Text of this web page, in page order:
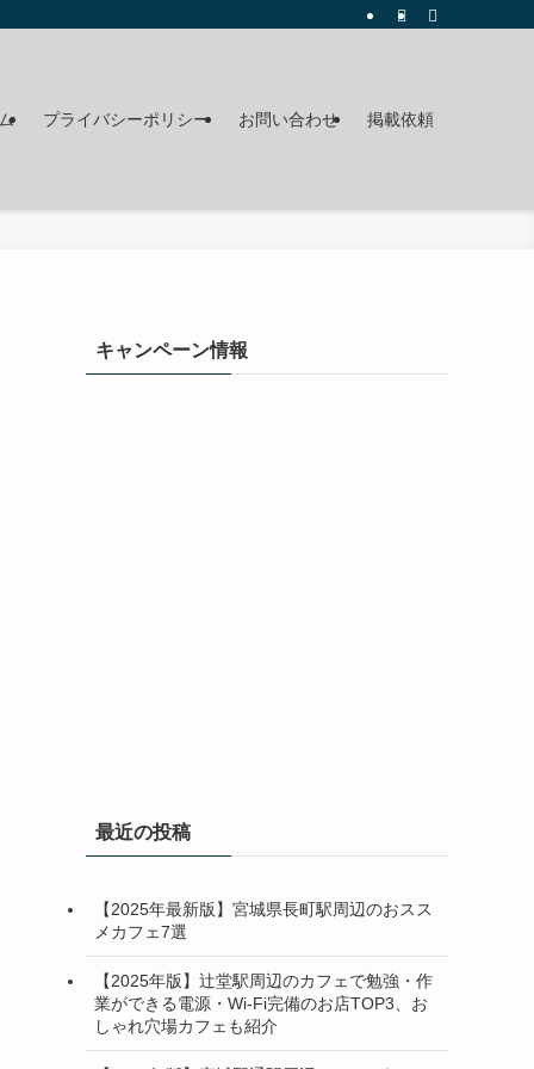
プライバシーポリシー お問い合わせ 掲載依頼
キャンペーン情報
最近の投稿
【2025年最新版】宮城県長町駅周辺のおスス
メカフェ7選
【2025年版】辻堂駅周辺のカフェで勉強・作
業ができる電源・Wi-Fi完備のお店TOP3、お
しゃれ穴場カフェも紹介